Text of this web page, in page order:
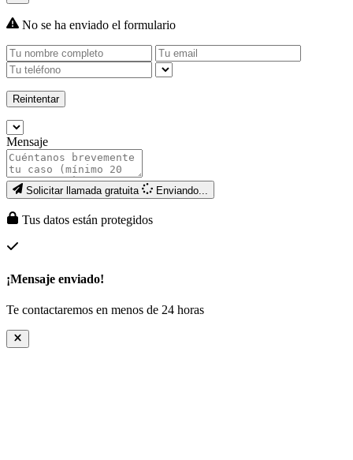
No se ha enviado el formulario
Reintentar
Mensaje
Solicitar llamada gratuita Enviando...
Tus datos están protegidos
¡Mensaje enviado!
Te contactaremos en menos de 24 horas